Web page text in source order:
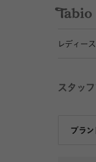
レディース
スタッ
ブラン
Tabio